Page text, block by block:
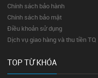
Chính sách bảo hành
Chính sách bảo mật
Điều khoản sử dụng
Dịch vụ giao hàng và thu tiền TQ
TOP TỪ KHÓA